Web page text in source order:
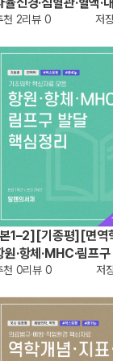
화기계 약물 요약
천 2리뷰 0 저
1–2][기종평][면역
원·항체·MHC·림프
심정리
천 0리뷰 0 저